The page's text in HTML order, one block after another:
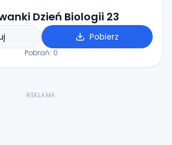
Dzień Biologii 23
Pobierz
Pobrań: 0
REKLAMA